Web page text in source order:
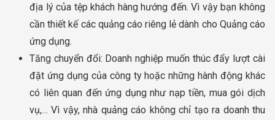
địa lý của tệp khách hàng hướng đến. Vì vậy bạn không
cần thiết kế các quảng cáo riêng lẻ dành cho Quảng cáo
ứng dụng.
Tăng chuyển đổi: Doanh nghiệp muốn thúc đẩy lượt cài
đặt ứng dụng của công ty hoặc những hành động khác
có liên quan đến ứng dụng như nạp tiền, mua gói dịch
vụ,… Vì vậy, nhà quảng cáo không chỉ tạo ra doanh thu